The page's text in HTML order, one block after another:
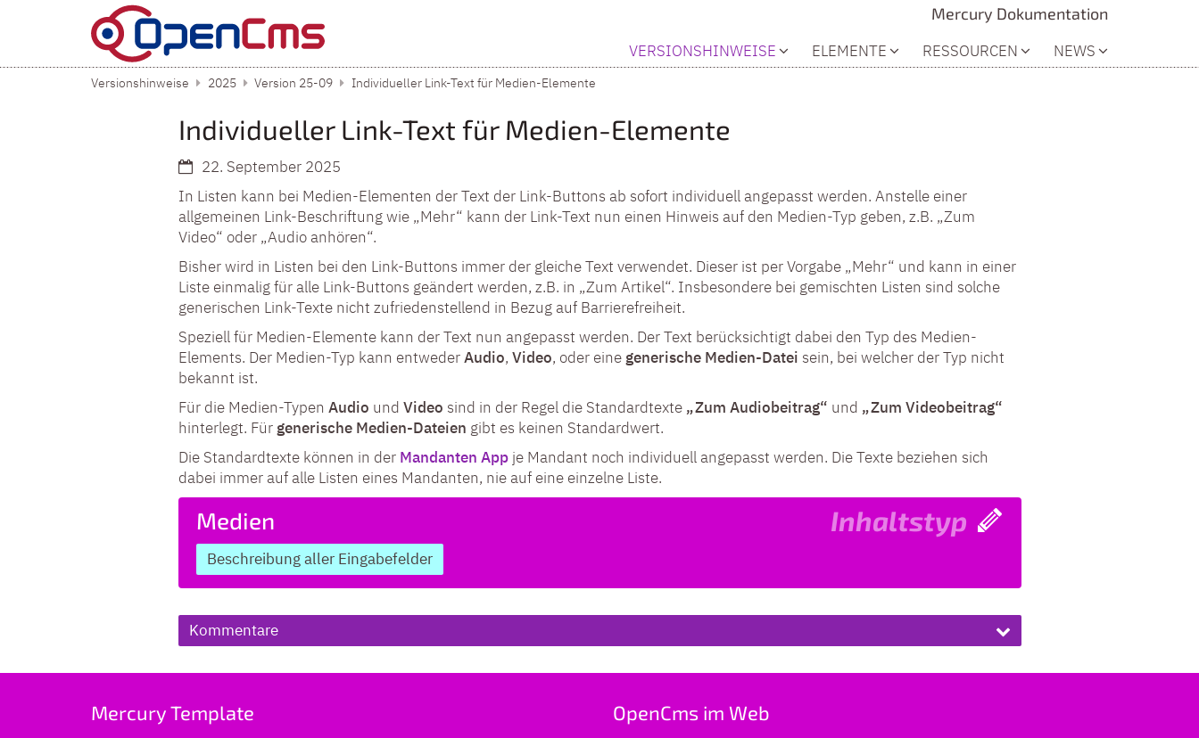
Zum Inhalt springen
Mercury Dokumentation
VERSIONSHINWEISE
ELEMENTE RESSOURCEN NEWS
Versionshinweise 2025 Version 25-09 Individueller Link-Text für Medien-Elemente
Individueller Link-Text für Medien-Elemente
22. September 2025
In Listen kann bei Medien-Elementen der Text der Link-Buttons ab sofort individuell angepasst werden. Anstelle einer
allgemeinen Link-Beschriftung wie „Mehr“ kann der Link-Text nun einen Hinweis auf den Medien-Typ geben, z.B. „Zum
Video“ oder „Audio anhören“.
Bisher wird in Listen bei den Link-Buttons immer der gleiche Text verwendet. Dieser ist per Vorgabe „Mehr“ und kann in einer
Liste einmalig für alle Link-Buttons geändert werden, z.B. in „Zum Artikel“. Insbesondere bei gemischten Listen sind solche
generischen Link-Texte nicht zufriedenstellend in Bezug auf Barrierefreiheit.
Speziell für Medien-Elemente kann der Text nun angepasst werden. Der Text berücksichtigt dabei den Typ des Medien-
Elements. Der Medien-Typ kann entwederAudio, Video, oder eine generische Medien-Datei sein, bei welcher der Typ nicht
bekannt ist.
Für die Medien-Typen Audio und Video sind in der Regel die Standardtexte „Zum Audiobeitrag“ und „Zum Videobeitrag“
hinterlegt. Für generische Medien-Dateien gibt es keinen Standardwert.
Die Standardtexte können in der Mandanten Appje Mandant noch individuell angepasst werden. Die Texte beziehen sich
dabei immer auf alle Listen eines Mandanten, nie auf eine einzelne Liste.
Inhaltstyp
Medien
Beschreibung aller Eingabefelder
Kommentare
Mercury Template OpenCms im Web